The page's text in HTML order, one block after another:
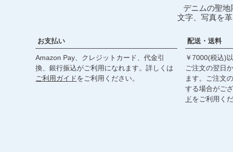
デニムの聖地
文字、写真を
お支払い
Amazon Pay、クレジットカード、代金引
換、銀行振込がご利用になれます。詳しくは
ご利用ガイドをご利用ください。
配送・送料
￥7000(税込)
ご注文の翌日
ます。ご注文
する場合がご
ドをご利用くだ